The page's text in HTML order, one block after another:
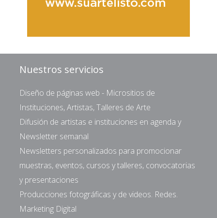
Nuestros servicios
Diseño de páginas web - Micrositios de
Instituciones, Artistas, Talleres de Arte
Difusión de artistas e instituciones en agenda y
Newsletter semanal
Newsletters personalizados para promocionar
muestras, eventos, cursos y talleres, convocatorias
y presentaciones
Producciones fotográficas y de videos. Redes.
Marketing Digital